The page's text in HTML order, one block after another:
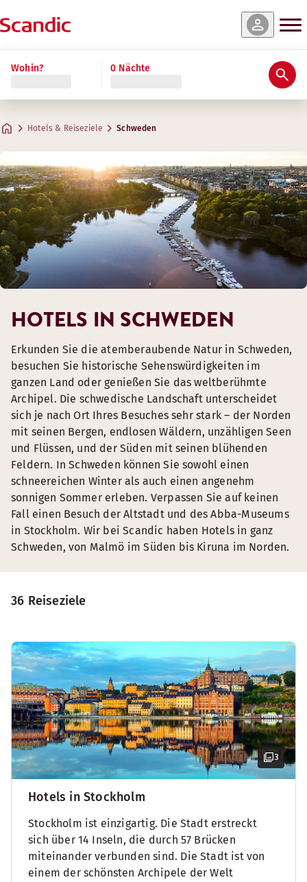
Wohin? 0 Nächte
Hotels & Reiseziele Schweden
36 Reiseziele
3
Hotels in Stockholm
Stockholm ist einzigartig. Die Stadt erstreckt
sich über 14 Inseln, die durch 57 Brücken
miteinander verbunden sind. Die Stadt ist von
einem der schönsten Archipele der Welt
HOTELS IN SCHWEDEN
Erkunden Sie die atemberaubende Natur in Schweden,
besuchen Sie historische Sehenswürdigkeiten im
ganzen Land oder genießen Sie das weltberühmte
Archipel. Die schwedische Landschaft unterscheidet
sich je nach Ort Ihres Besuches sehr stark – der Norden
mit seinen Bergen, endlosen Wäldern, unzähligen Seen
und Flüssen, und der Süden mit seinen blühenden
Feldern. In Schweden können Sie sowohl einen
schneereichen Winter als auch einen angenehm
sonnigen Sommer erleben. Verpassen Sie auf keinen
Fall einen Besuch der Altstadt und des Abba-Museums
in Stockholm. Wir bei Scandic haben Hotels in ganz
Schweden, von Malmö im Süden bis Kiruna im Norden.